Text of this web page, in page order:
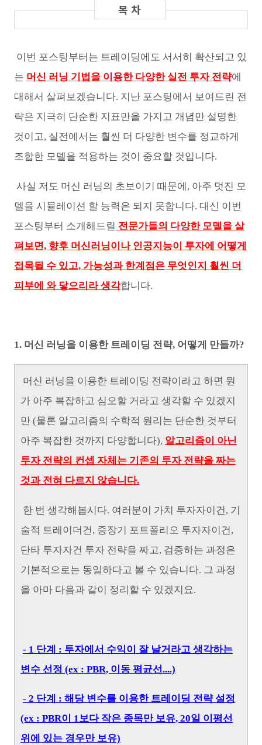
이번 포스팅부터는 트레이딩에도 서서히 확산되고 있
는 머신 러닝 기법을 이용한 다양한 실전 투자 전략에
대해서 살펴보겠습니다. 지난 포스팅에서 보여드린 전
략은 지극히 단순한 지표만을 가지고 개념만 설명한
것이고, 실전에서는 훨씬 더 다양한 변수를 정교하게
조합한 모델을 적용하는 것이 중요할 것입니다.
사실 저도 머신 러닝의 초보이기 때문에, 아주 멋진 모
델을 시뮬레이션 할 능력은 되지 못합니다. 대신 이번
포스팅부터 소개해드릴 전문가들의 다양한 모델을 살
펴보면, 향후 머신러닝이나 인공지능이 투자에 어떻게
접목될 수 있고, 가능성과 한계점은 무엇인지 훨씬 더
피부에 와 닿으리라 생각합니다.
1. 머신 러닝을 이용한 트레이딩 전략, 어떻게 만들까?
머신 러닝을 이용한 트레이딩 전략이라고 하면 뭔
가 아주 복잡하고 심오할 거라고 생각할 수 있겠지
만 (물론 알고리즘의 수학적 원리는 단순한 것부터
아주 복잡한 것까지 다양합니다), 알고리즘이 아닌
투자 전략의 컨셉 자체는 기존의 투자 전략을 짜는
것과 전혀 다르지 않습니다.
한 번 생각해봅시다. 여러분이 가치 투자자이건, 기
술적 트레이더건, 중장기 포트폴리오 투자자이건,
단타 투자자건 투자 전략을 짜고, 검증하는 과정은
기본적으로는 동일하다고 볼 수 있습니다. 그 과정
을 아마 다음과 같이 정리할 수 있겠지요.
- 1 단계 : 투자에서 수익이 잘 날거라고 생각하는
변수 선정 (ex : PBR, 이동 평균선....)
- 2 단계 : 해당 변수를 이용한 트레이딩 전략 설정
(ex : PBR이 1보다 작은 종목만 보유, 20일 이평선
위에 있는 경우만 보유)